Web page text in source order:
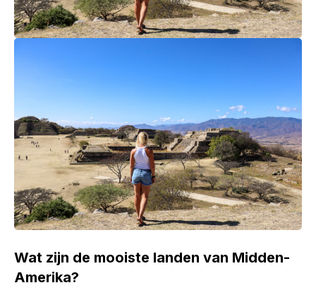
Wat zijn de mooiste landen van Midden-
Amerika?